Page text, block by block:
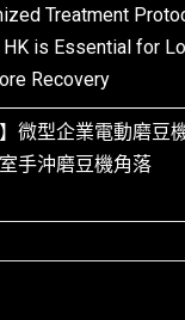
Treatment
is Essential for
Recovery
微型企業電動磨豆
手沖磨豆機角落